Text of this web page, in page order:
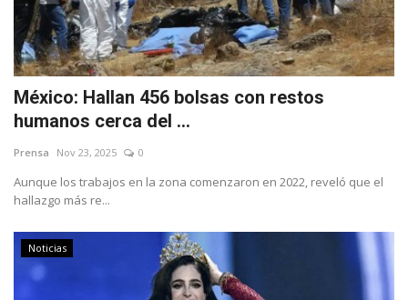
México: Hallan 456 bolsas con restos
humanos cerca del ...
Prensa Nov 23, 2025 0
Aunque los trabajos en la zona comenzaron en 2022, reveló que el
hallazgo más re...
Noticias